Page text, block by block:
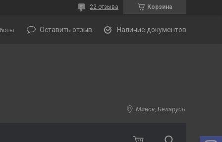
Корзина
22 отзыва
Оставить отзыв Наличие документов
Минск, Беларусь